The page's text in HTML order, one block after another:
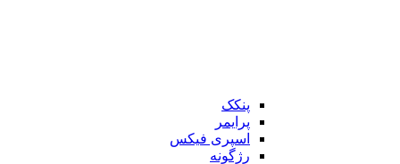
پنکک
پرایمر
اسپری فیکس
رژگونه